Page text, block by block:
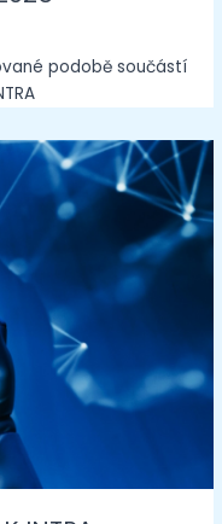
podobě součástí